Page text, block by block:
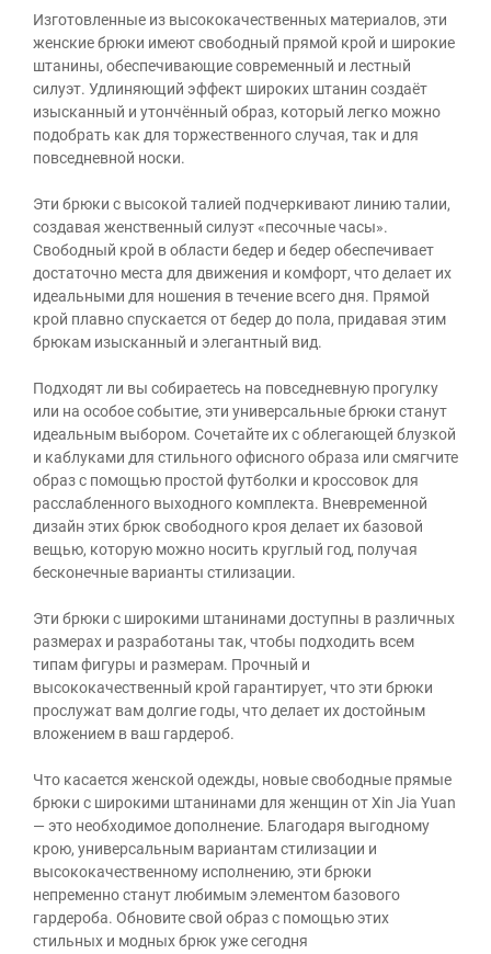
Изготовленные из высококачественных материалов, эти
женские брюки имеют свободный прямой крой и широкие
штанины, обеспечивающие современный и лестный
силуэт. Удлиняющий эффект широких штанин создаёт
изысканный и утончённый образ, который легко можно
подобрать как для торжественного случая, так и для
повседневной носки.
Эти брюки с высокой талией подчеркивают линию талии,
создавая женственный силуэт «песочные часы».
Свободный крой в области бедер и бедер обеспечивает
достаточно места для движения и комфорт, что делает их
идеальными для ношения в течение всего дня. Прямой
крой плавно спускается от бедер до пола, придавая этим
брюкам изысканный и элегантный вид.
Подходят ли вы собираетесь на повседневную прогулку
или на особое событие, эти универсальные брюки станут
идеальным выбором. Сочетайте их с облегающей блузкой
и каблуками для стильного офисного образа или смягчите
образ с помощью простой футболки и кроссовок для
расслабленного выходного комплекта. Вневременной
дизайн этих брюк свободного кроя делает их базовой
вещью, которую можно носить круглый год, получая
бесконечные варианты стилизации.
Эти брюки с широкими штанинами доступны в различных
размерах и разработаны так, чтобы подходить всем
типам фигуры и размерам. Прочный и
высококачественный крой гарантирует, что эти брюки
прослужат вам долгие годы, что делает их достойным
вложением в ваш гардероб.
Что касается женской одежды, новые свободные прямые
брюки с широкими штанинами для женщин от Xin Jia Yuan
— это необходимое дополнение. Благодаря выгодному
крою, универсальным вариантам стилизации и
высококачественному исполнению, эти брюки
непременно станут любимым элементом базового
гардероба. Обновите свой образ с помощью этих
стильных и модных брюк уже сегодня